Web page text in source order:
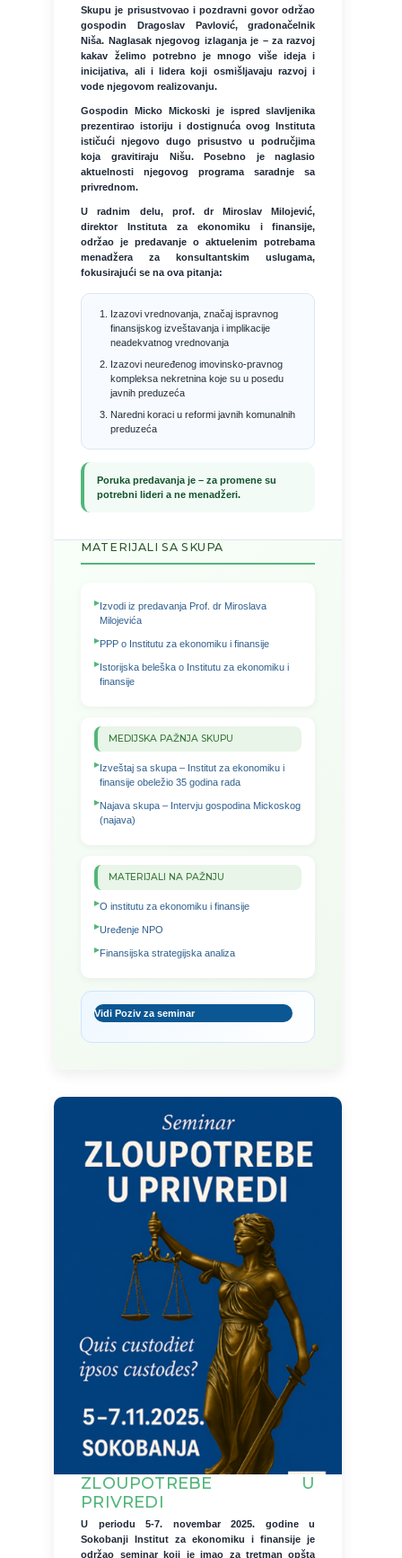
Skupu je prisustvovao i pozdravni govor održao
gospodin Dragoslav Pavlović, gradonačelnik
Niša. Naglasak njegovog izlaganja je – za razvoj
kakav želimo potrebno je mnogo više ideja i
inicijativa, ali i lidera koji osmišljavaju razvoj i
vode njegovom realizovanju.
Gospodin Micko Mickoski je ispred slavljenika
prezentirao istoriju i dostignuća ovog Instituta
ističući njegovo dugo prisustvo u područjima
koja gravitiraju Nišu. Posebno je naglasio
aktuelnosti njegovog programa saradnje sa
privrednom.
U radnim delu, prof. dr Miroslav Milojević,
direktor Instituta za ekonomiku i finansije,
održao je predavanje o aktuelenim potrebama
menadžera za konsultantskim uslugama,
fokusirajući se na ova pitanja:
Izazovi vrednovanja, značaj ispravnog
finansijskog izveštavanja i implikacije
neadekvatnog vrednovanja
Izazovi neuređenog imovinsko-pravnog
kompleksa nekretnina koje su u posedu
javnih preduzeća
Naredni koraci u reformi javnih komunalnih
preduzeća
Poruka predavanja je – za promene su
potrebni lideri a ne menadžeri.
MATERIJALI SA SKUPA
Izvodi iz predavanja Prof. dr Miroslava
Milojevića
PPP o Institutu za ekonomiku i finansije
Istorijska beleška o Institutu za ekonomiku i
finansije
MEDIJSKA PAŽNJA SKUPU
Izveštaj sa skupa – Institut za ekonomiku i
finansije obeležio 35 godina rada
Najava skupa – Intervju gospodina Mickoskog
(najava)
MATERIJALI NA PAŽNJU
O institutu za ekonomiku i finansije
Uređenje NPO
Finansijska strategijska analiza
Vidi Poziv za seminar
ZLOUPOTREBE U
PRIVREDI
U periodu 5-7. novembar 2025. godine u
Sokobanji Institut za ekonomiku i finansije je
održao seminar koji je imao za tretman opšta